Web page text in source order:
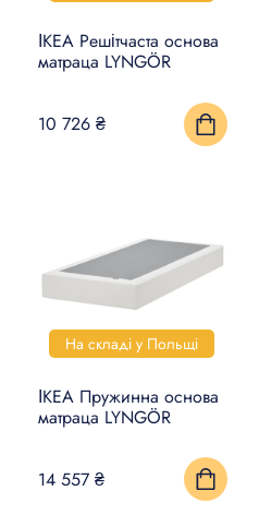
ІКЕА Решітчаста основа
матраца LYNGÖR
10 726 ₴
На складі у Польщі
ІКЕА Пружинна основа
матраца LYNGÖR
14 557 ₴